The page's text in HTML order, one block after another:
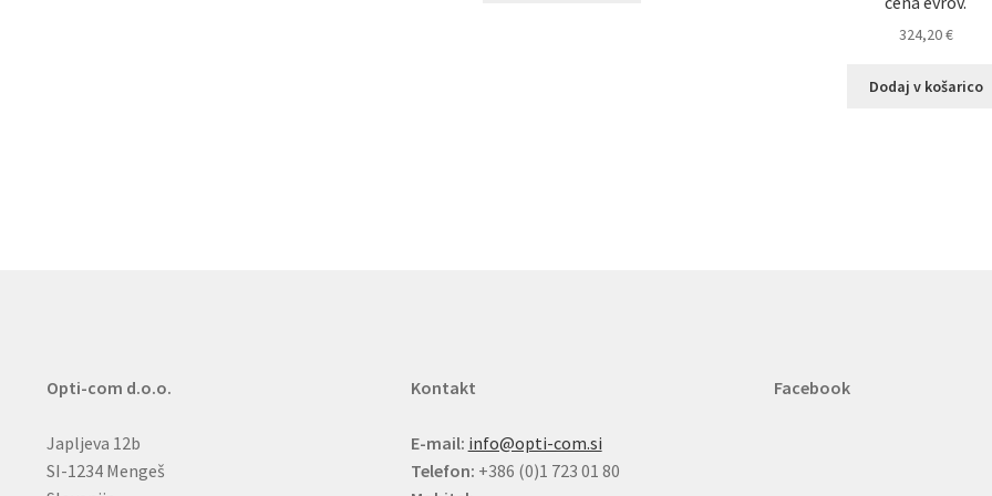
324,20€
Dodaj v košarico
Opti-com d.o.o.
Japljeva 12b
SI-1234 Mengeš
Kontakt
E-mail: info@opti-com.si
Telefon: +386 (0)1 723 01 80
Facebook